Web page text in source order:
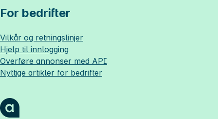
For bedrifter
Vilkår og retningslinjer
Hjelp til innlogging
Overføre annonser med API
Nyttige artikler for bedrifter